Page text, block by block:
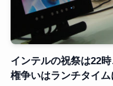
インテルの祝祭は22
権争いはランチタイム